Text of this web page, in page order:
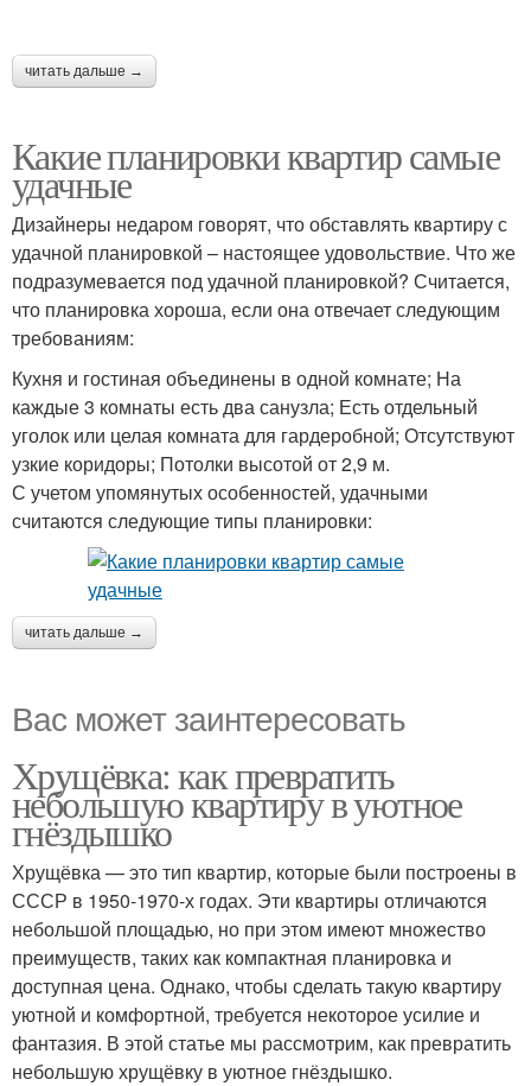
читать дальше →
Какие планировки квартир самые
удачные
Дизайнеры недаром говорят, что обставлять квартиру с
удачной планировкой – настоящее удовольствие. Что же
подразумевается под удачной планировкой? Считается,
что планировка хороша, если она отвечает следующим
требованиям:
Кухня и гостиная объединены в одной комнате; На
каждые 3 комнаты есть два санузла; Есть отдельный
уголок или целая комната для гардеробной; Отсутствуют
узкие коридоры; Потолки высотой от 2,9 м.
С учетом упомянутых особенностей, удачными
считаются следующие типы планировки:
читать дальше →
Вас может заинтересовать
Хрущёвка: как превратить
небольшую квартиру в уютное
гнёздышко
Хрущёвка — это тип квартир, которые были построены в
СССР в 1950-1970-х годах. Эти квартиры отличаются
небольшой площадью, но при этом имеют множество
преимуществ, таких как компактная планировка и
доступная цена. Однако, чтобы сделать такую квартиру
уютной и комфортной, требуется некоторое усилие и
фантазия. В этой статье мы рассмотрим, как превратить
небольшую хрущёвку в уютное гнёздышко.